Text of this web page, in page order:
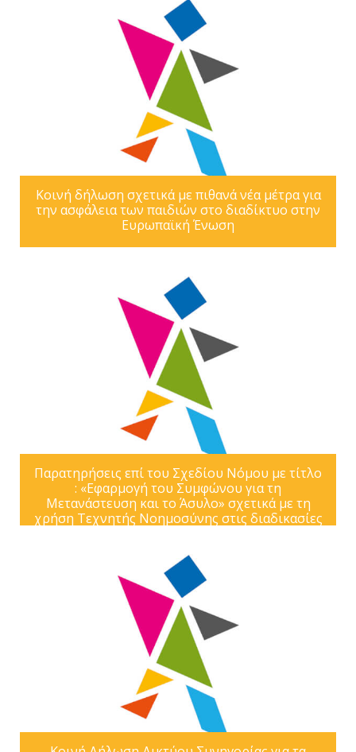
Κοινή δήλωση σχετικά με πιθανά νέα μέτρα για
την ασφάλεια των παιδιών στο διαδίκτυο στην
Ευρωπαϊκή Ένωση
Παρατηρήσεις επί του Σχεδίου Νόμου με τίτλο
: «Εφαρμογή του Συμφώνου για τη
Μετανάστευση και το Άσυλο» σχετικά με τη
χρήση Τεχνητής Νοημοσύνης στις διαδικασίες